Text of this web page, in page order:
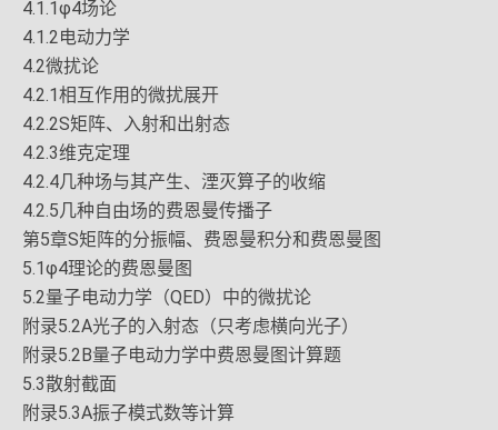
4.1.1φ4场论
4.1.2电动力学
4.2微扰论
4.2.1相互作用的微扰展开
4.2.2S矩阵、入射和出射态
4.2.3维克定理
4.2.4几种场与其产生、湮灭算子的收缩
4.2.5几种自由场的费恩曼传播子
第5章S矩阵的分振幅、费恩曼积分和费恩曼图
5.1φ4理论的费恩曼图
5.2量子电动力学（QED）中的微扰论
附录5.2A光子的入射态（只考虑横向光子）
附录5.2B量子电动力学中费恩曼图计算题
5.3散射截面
附录5.3A振子模式数等计算